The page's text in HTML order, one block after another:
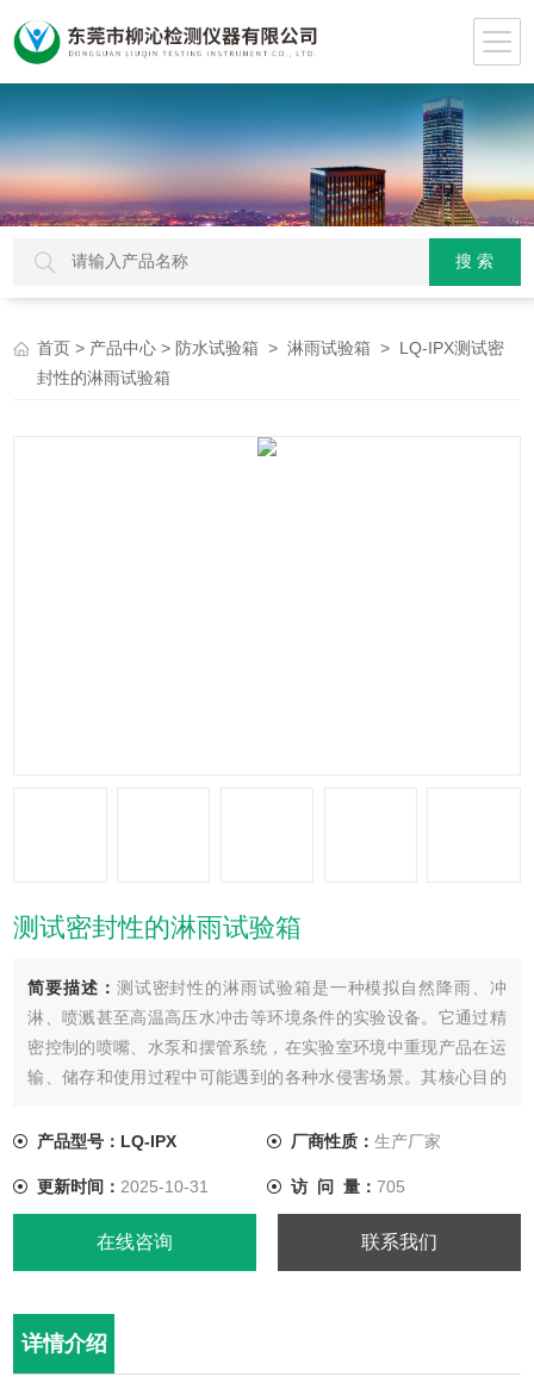
首页 > 产品中心 > 防水试验箱 >淋雨试验箱 > LQ-IPX测试密
封性的淋雨试验箱
测试密封性的淋雨试验箱
简要描述： 测试密封性的淋雨试验箱是一种模拟自然降雨、冲
淋、喷溅甚至高温高压水冲击等环境条件的实验设备。它通过精
密控制的喷嘴、水泵和摆管系统，在实验室环境中重现产品在运
输、储存和使用过程中可能遇到的各种水侵害场景。其核心目的
境下仍能正常工作，防止因水分侵入而导致的短路、腐蚀或功能
产品型号：LQ-IPX 厂商性质： 生产厂家
更新时间： 2025-10-31 访 问 量： 705
在线咨询 联系我们
详情介绍